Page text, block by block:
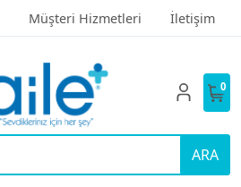
Müşteri Hizmetleri İletişim
ARA
0